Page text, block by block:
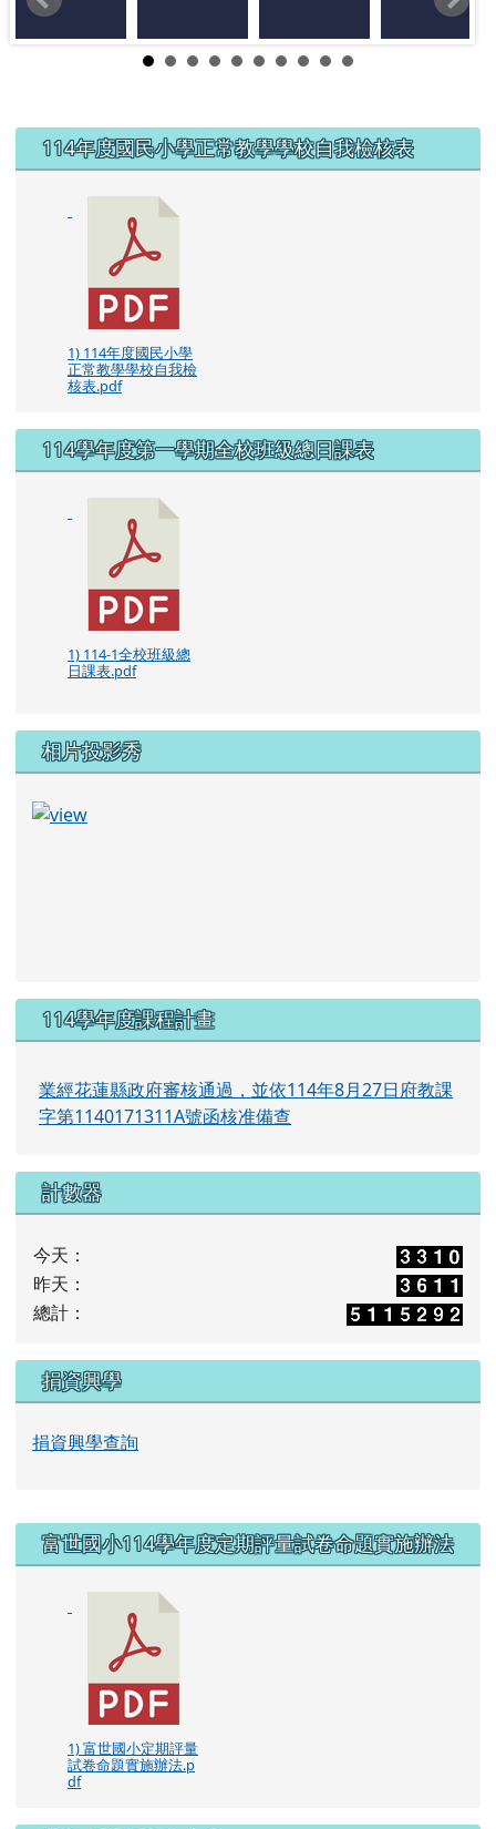
左邊區域內容
114年度國民小學正常教學學校自我檢核表
1) 114年度國民小學
正常教學學校自我檢
核表.pdf
114學年度第一學期全校班級總日課表
1) 114-1全校班級總
日課表.pdf
相片投影秀
114學年度課程計畫
業經花蓮縣政府審核通過，並依114年8月27日府教課
字第1140171311A號函核准備查
計數器
今天：
昨天：
總計：
捐資興學
捐資興學查詢
右邊區域內容
富世國小114學年度定期評量試卷命題實施辦法
1) 富世國小定期評量
試卷命題實施辦法.p
df